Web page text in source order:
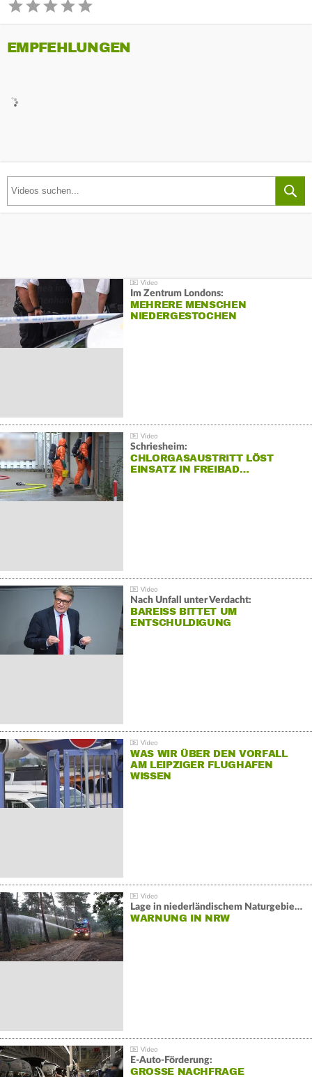
EMPFEHLUNGEN
Im Zentrum Londons:
MEHRERE MENSCHEN
NIEDERGESTOCHEN
Schriesheim:
CHLORGASAUSTRITT LÖST
EINSATZ IN FREIBAD…
Nach Unfall unter Verdacht:
BAREISS BITTET UM E
NTSCHULDIGUNG
WAS WIR ÜBER DEN VORFALL
AM LEIPZIGER FLUGHAFEN
WISSEN
Lage in niederländischem Naturgebiet stabil
WARNUNG IN NRW
E-Auto-Förderung:
GROSSE NACHFRAGE